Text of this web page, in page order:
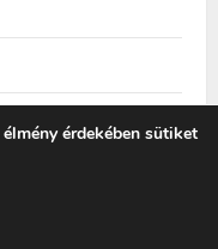
érdekében sütiket